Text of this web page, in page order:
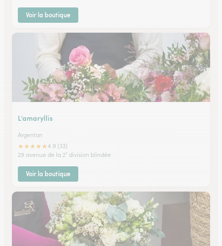
Voir la boutique
L’amaryllis
Argentan
★★★★★4.9 (33)
29 avenue de la 2° division blindée
Voir la boutique